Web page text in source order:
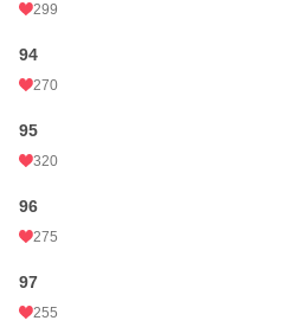
299
94
270
95
320
96
275
97
255